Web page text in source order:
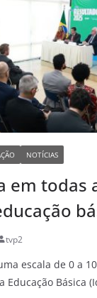
NOTÍCIAS
em todas
tvp2
escala de 0 a
Educação Básica